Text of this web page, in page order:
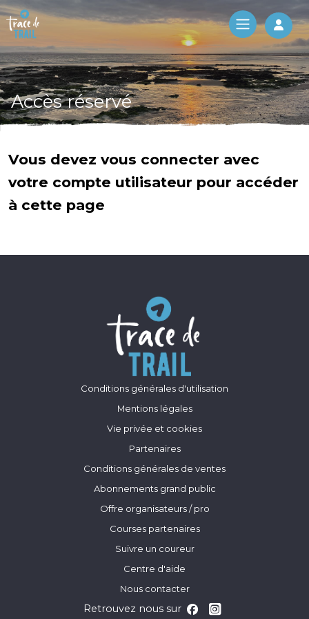
Log
Accès réservé
Vous devez vous connecter avec
votre compte utilisateur pour accéder
à cette page
Conditions générales d'utilisation
Mentions légales
Vie privée et cookies
Partenaires
Conditions générales de ventes
Abonnements grand public
Offre organisateurs / pro
Courses partenaires
Suivre un coureur
Centre d'aide
Nous contacter
Retrouvez nous sur